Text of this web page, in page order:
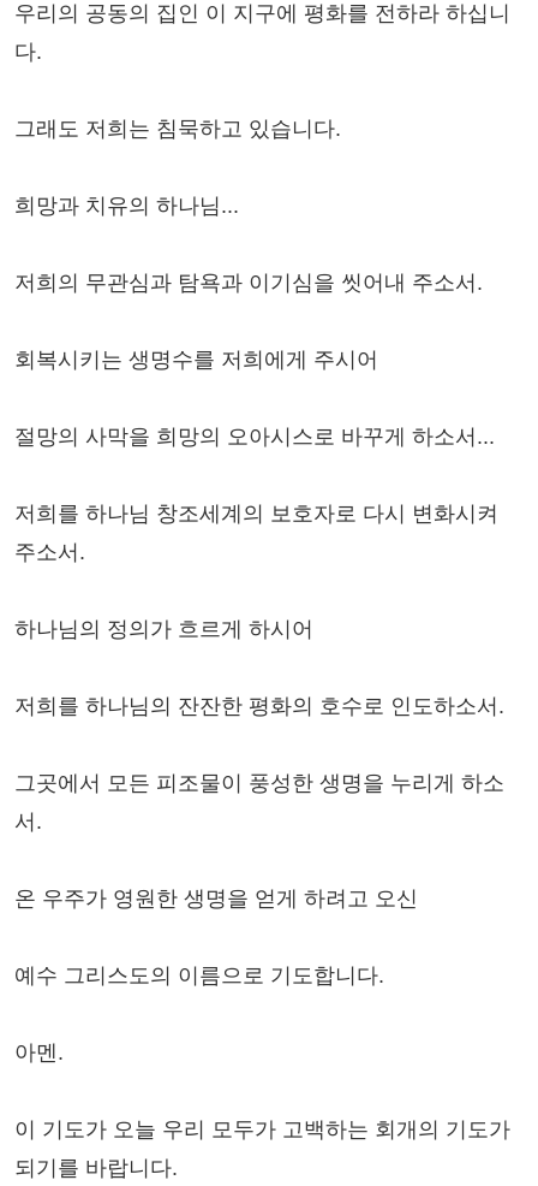
우리의 공동의 집인 이 지구에 평화를 전하라 하십니
다.
그래도 저희는 침묵하고 있습니다.
희망과 치유의 하나님...
저희의 무관심과 탐욕과 이기심을 씻어내 주소서.
회복시키는 생명수를 저희에게 주시어
절망의 사막을 희망의 오아시스로 바꾸게 하소서...
저희를 하나님 창조세계의 보호자로 다시 변화시켜
주소서.
하나님의 정의가 흐르게 하시어
저희를 하나님의 잔잔한 평화의 호수로 인도하소서.
그곳에서 모든 피조물이 풍성한 생명을 누리게 하소
서.
온 우주가 영원한 생명을 얻게 하려고 오신
예수 그리스도의 이름으로 기도합니다.
아멘.
이 기도가 오늘 우리 모두가 고백하는 회개의 기도가
되기를 바랍니다.